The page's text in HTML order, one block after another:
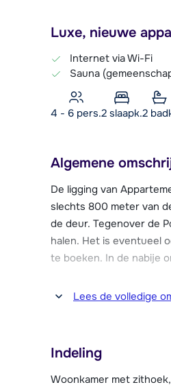
Luxe, nieuwe
Internet via Wi-Fi
Sauna
4 - 6 pers.2 slaapk.2
Algemene
De ligging van
slechts 800 meter van
de deur. Tegenover de
halen. Het is eventueel
te boeken. In de nabije
De appartementen zijn
droger. Ook is er een lift
sauna's,
Lees de volledige
Indeling
Woonkamer met